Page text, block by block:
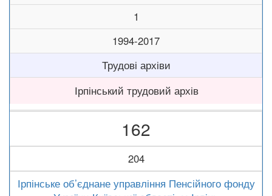
1
1994-2017
Трудові архіви
Ірпінський трудовий архів
162
204
Ірпінське об’єднане управління Пенсійного фонду